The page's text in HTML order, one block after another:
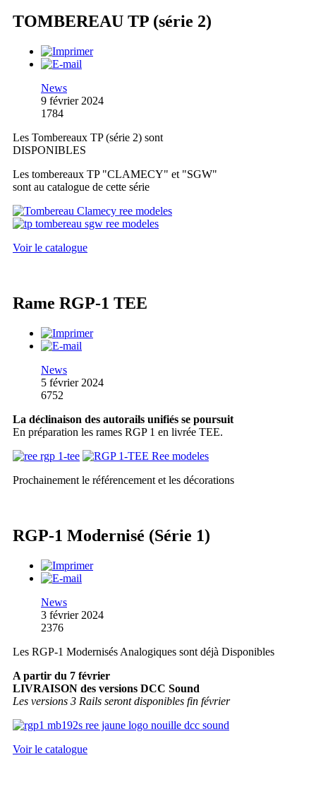
TOMBEREAU TP (série 2)
News
9 février 2024
1784
Les Tombereaux TP (série 2) sont
DISPONIBLES
Les tombereaux TP "CLAMECY" et "SGW"
sont au catalogue de cette série
Voir le catalogue
Rame RGP-1 TEE
News
5 février 2024
6752
La déclinaison des autorails unifiés se poursuit
En préparation les rames RGP 1 en livrée TEE.
Prochainement le référencement et les décorations
RGP-1 Modernisé (Série 1)
News
3 février 2024
2376
Les RGP-1 Modernisés Analogiques sont déjà Disponibles
A partir du 7 février
LIVRAISON des versions DCC Sound
Les versions 3 Rails seront disponibles fin février
Voir le catalogue